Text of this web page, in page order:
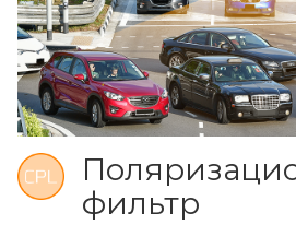
фильтр